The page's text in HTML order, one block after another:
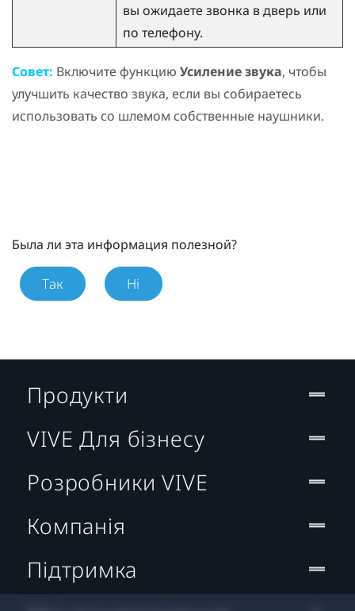
вы ожидаете звонка в дверь или
по телефону.
Совет: Включите функцию Усиление звука, чтобы
улучшить качество звука, если вы собираетесь
использовать со шлемом собственные наушники.
Была ли эта информация полезной?
Так Ні
Продукти
VIVE Для бізнесу
Розробники VIVE
Компанія
Підтримка